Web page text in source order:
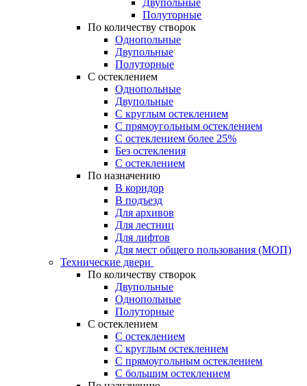
Двупольные
Полуторные
По количеству створок
Однопольные
Двупольные
Полуторные
С остеклением
Однопольные
Двупольные
С круглым остеклением
С прямоугольным остеклением
С остеклением более 25%
Без остекления
С остеклением
По назначению
В коридор
В подъезд
Для архивов
Для лестниц
Для лифтов
Для мест общего пользования (МОП)
Технические двери
По количеству створок
Двупольные
Однопольные
Полуторные
С остеклением
С остеклением
С круглым остеклением
С прямоугольным остеклением
С большим остеклением